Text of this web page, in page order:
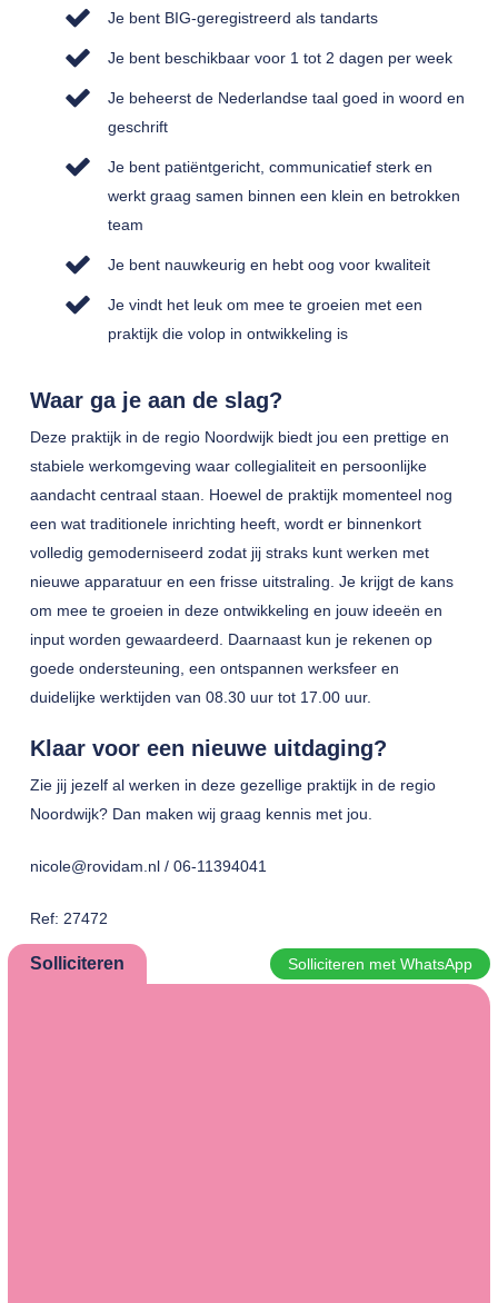
Je bent BIG-geregistreerd als tandarts
Je bent beschikbaar voor 1 tot 2 dagen per week
Je beheerst de Nederlandse taal goed in woord en
geschrift
Je bent patiëntgericht, communicatief sterk en
werkt graag samen binnen een klein en betrokken
team
Je bent nauwkeurig en hebt oog voor kwaliteit
Je vindt het leuk om mee te groeien met een
praktijk die volop in ontwikkeling is
Waar ga je aan de slag?
Deze praktijk in de regio Noordwijk biedt jou een prettige en
stabiele werkomgeving waar collegialiteit en persoonlijke
aandacht centraal staan. Hoewel de praktijk momenteel nog
een wat traditionele inrichting heeft, wordt er binnenkort
volledig gemoderniseerd zodat jij straks kunt werken met
nieuwe apparatuur en een frisse uitstraling. Je krijgt de kans
om mee te groeien in deze ontwikkeling en jouw ideeën en
input worden gewaardeerd. Daarnaast kun je rekenen op
goede ondersteuning, een ontspannen werksfeer en
duidelijke werktijden van 08.30 uur tot 17.00 uur.
Klaar voor een nieuwe uitdaging?
Zie jij jezelf al werken in deze gezellige praktijk in de regio
Noordwijk? Dan maken wij graag kennis met jou.
nicole@rovidam.nl / 06-11394041
Ref: 27472
Solliciteren Solliciteren met WhatsApp